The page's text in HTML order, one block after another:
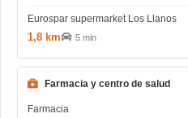
Eurospar supermarket Los Llanos
1,8 km 5 min
Farmacia y centro de salud
Farmacia